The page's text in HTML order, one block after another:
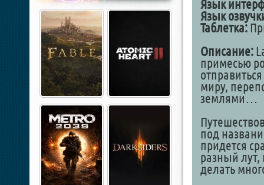
Язык
Язык
Таблетка:
Описание:
примесью
миру,
землями…
под
придется
разный лут,
делать